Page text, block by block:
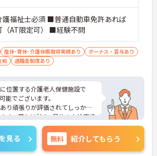
福祉士必須 ■普通自動車免許あれば
（AT限定可） ■経験不問
産休･育休･介護休暇取得実績あり
ボーナス・賞与あり
給 退職金制度あり
位置する介護老人保健施設で
能でございます。
り頑張りが評価されてしっかり
す。賞与は計4ヶ月分の支給実績
。
程度ですので、勤務終了後の予
。
、面接対策ポイントなど、さら
見る 無料 紹介してもらう